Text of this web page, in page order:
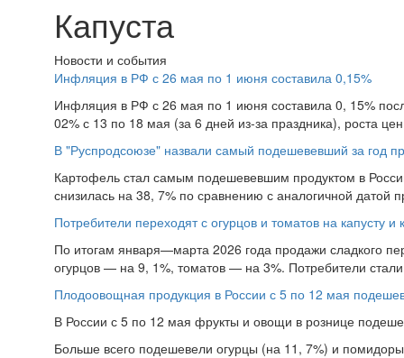
Капуста
Новости и события
Инфляция в РФ с 26 мая по 1 июня составила 0,15%
Инфляция в РФ с 26 мая по 1 июня составила 0, 15%
02% с 13 по 18 мая (за 6 дней из-за праздника), роста
В "Руспродсоюзе" назвали самый подешевевший за год
Картофель стал самым подешевевшим продуктом в
снизилась на 38, 7% по сравнению с аналогичной датой
Потребители переходят с огурцов и томатов на капусту и
По итогам января—марта 2026 года продажи сладкого
огурцов — на 9, 1%, томатов — на 3%. Потребители
Плодоовощная продукция в России с 5 по 12 мая
В России с 5 по 12 мая фрукты и овощи в рознице
Больше всего подешевели огурцы (на 11, 7%) и